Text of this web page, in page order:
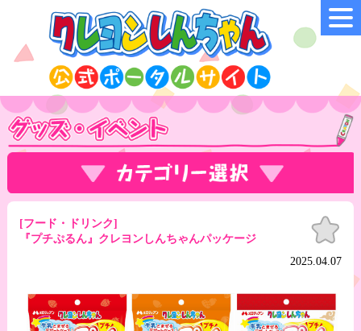
[フード・ドリンク]
『プチぷるん』クレヨンしんちゃんパッケージ
お気
に入
2025.04.07